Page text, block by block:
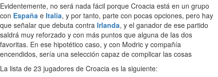
Evidentemente, no será nada fácil porque Croacia está en un grupo
con España e Italia, y por tanto, parte con pocas opciones, pero hay
que señalar que debuta contra Irlanda, y el ganador de ese partido
saldrá muy reforzado y con más puntos que alguna de las dos
favoritas. En ese hipotético caso, y con Modric y compañía
encendidos, sería una selección capaz de complicar las cosas
La lista de 23 jugadores de Croacia es la siguiente: